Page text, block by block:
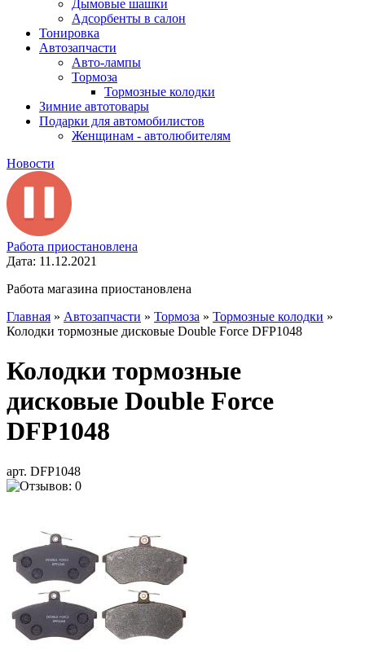
Дымовые шашки
Адсорбенты в салон
Тонировка
Автозапчасти
Авто-лампы
Тормоза
Тормозные колодки
Зимние автотовары
Подарки для автомобилистов
Женщинам - автолюбителям
Новости
Работа приостановлена
Дата: 11.12.2021
Работа магазина приостановлена
Главная » Автозапчасти » Тормоза » Тормозные колодки »
Колодки тормозные дисковые Double Force DFP1048
Колодки тормозные
дисковые Double Force
DFP1048
арт. DFP1048